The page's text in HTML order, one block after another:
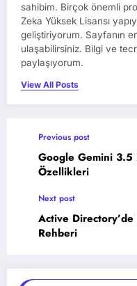
sahibim. Birçok önemli
Zeka Yüksek Lisansı
geliştiriyorum. Sayfanın
ulaşabilirsiniz. Bilgi ve
paylaşıyorum.
View All Posts
Previous post
Google Gemini 3.5
Özellikleri
Next post
Active Directory’de
Rehberi